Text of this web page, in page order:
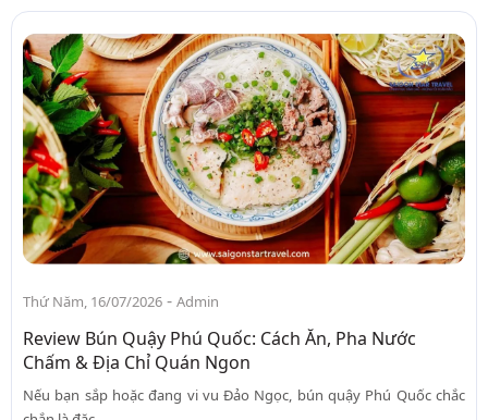
Thứ Năm, 16/07/2026 - Admin
Review Bún Quậy Phú Quốc: Cách Ăn, Pha Nước
Chấm & Địa Chỉ Quán Ngon
Nếu bạn sắp hoặc đang vi vu Đảo Ngọc, bún quậy Phú Quốc chắc